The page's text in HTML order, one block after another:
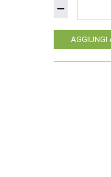
AGGIUNGI